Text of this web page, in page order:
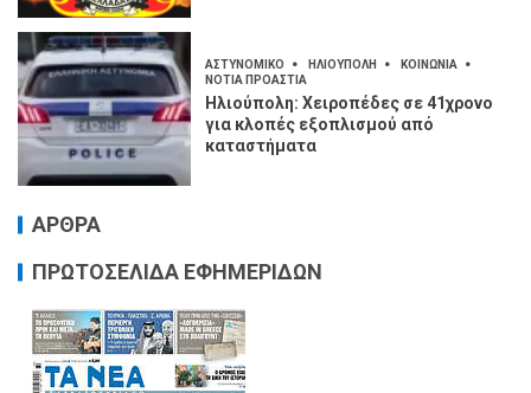
ΑΣΤΥΝΟΜΙΚΟ ΗΛΙΟΥΠΟΛΗ
ΚΟΙΝΩΝΙΑ
ΝΟΤΙΑ ΠΡΟΑΣΤΙΑ
Ηλιούπολη: Χειροπέδες σε 41χρονο
για κλοπές εξοπλισμού από
καταστήματα
ΑΡΘΡΑ
ΠΡΩΤΟΣΕΛΙΔΑ ΕΦΗΜΕΡΙΔΩΝ